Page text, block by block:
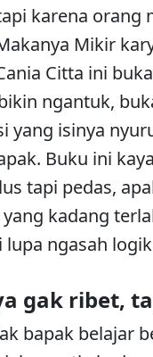
karena orang
Mikir
Citta ini
ngantuk,
yang isinya
Buku ini
tapi pedas,
kadang
lupa ngasah
gak ribet,
bapak belajar